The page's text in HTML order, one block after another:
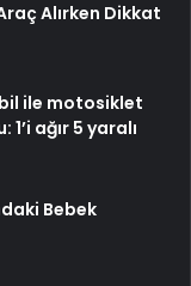
Alırken Dikkat
ile motosiklet
ağır 5 yaralı
Bebek